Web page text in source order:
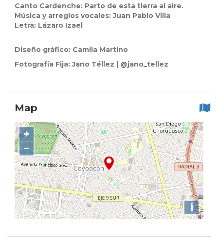
Canto Cardenche: Parto de esta tierra al aire.
Música y arreglos vocales: Juan Pablo Villa
Letra: Lázaro Izael
Diseño gráfico: Camila Martino
Fotografía Fija: Jano Téllez | @jano_tellez
Map
+
−
i